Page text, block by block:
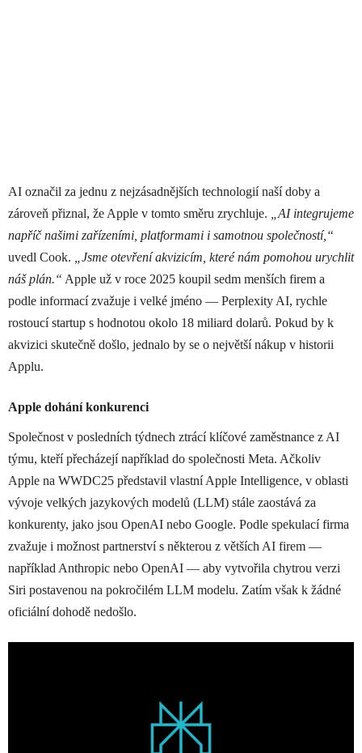
AI označil za jednu z nejzásadnějších technologií naší doby a
zároveň přiznal, že Apple v tomto směru zrychluje. „AI integrujeme
napříč našimi zařízeními, platformami i samotnou společností,“
uvedl Cook. „Jsme otevření akvizicím, které nám pomohou urychlit
náš plán.“ Apple už v roce 2025 koupil sedm menších firem a
podle informací zvažuje i velké jméno — Perplexity AI, rychle
rostoucí startup s hodnotou okolo 18 miliard dolarů. Pokud by k
akvizici skutečně došlo, jednalo by se o největší nákup v historii
Applu.
Apple dohání konkurenci
Společnost v posledních týdnech ztrácí klíčové zaměstnance z AI
týmu, kteří přecházejí například do společnosti Meta. Ačkoliv
Apple na WWDC25 představil vlastní Apple Intelligence, v oblasti
vývoje velkých jazykových modelů (LLM) stále zaostává za
konkurenty, jako jsou OpenAI nebo Google. Podle spekulací firma
zvažuje i možnost partnerství s některou z větších AI firem —
například Anthropic nebo OpenAI — aby vytvořila chytrou verzi
Siri postavenou na pokročilém LLM modelu. Zatím však k žádné
oficiální dohodě nedošlo.